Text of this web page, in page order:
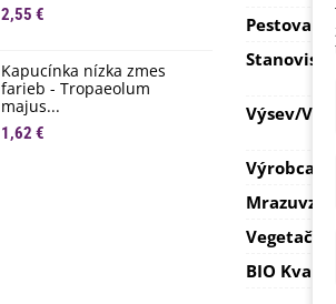
2,55 €
Kapucínka nízka zmes
farieb - Tropaeolum
majus...
1,62 €
Stanovisko
Výsev/
Výrobca
Vegetačné
BIO Kvalita